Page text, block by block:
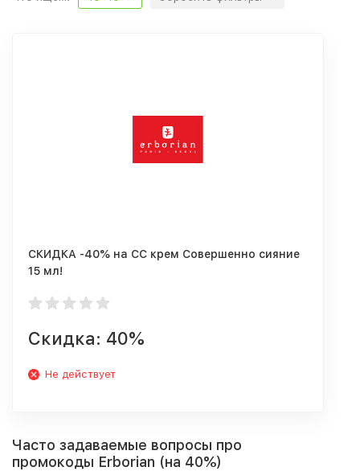
СКИДКА -40% на CC крем Совершенно сияние
15 мл!
Скидка: 40%
Не действует
Часто задаваемые вопросы про
промокоды Erborian (на 40%)